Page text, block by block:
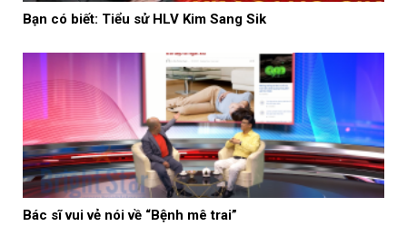
Bạn có biết: Tiểu sử HLV Kim Sang Sik
Bác sĩ vui vẻ nói về “Bệnh mê trai”